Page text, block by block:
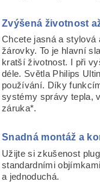
Zvýšená životnost
Chcete jasná a stylová
žárovky. To je hlavní
kratší životnost. I při
déle. Světla Philips
používání. Díky
systémy správy tepla,
záruka*.
Snadná montáž a
Užijte si zkušenost
standardními
a jednoduchá.